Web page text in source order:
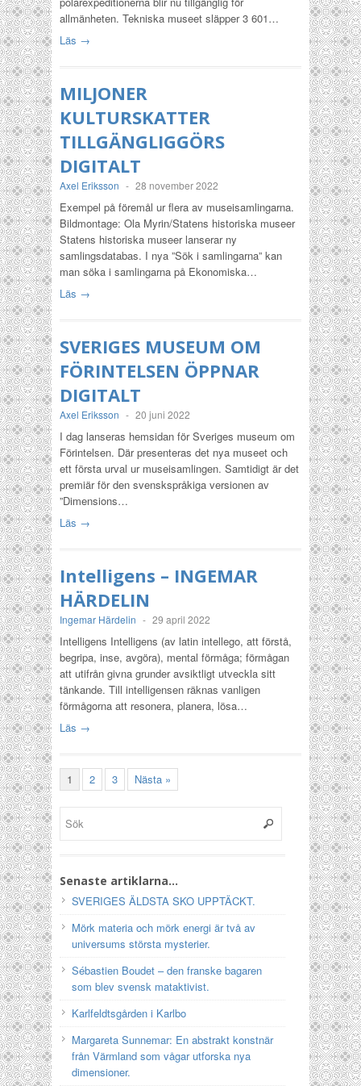
allmänheten. Tekniska museet släpper 3 601…
Läs →
MILJONER
KULTURSKATTER
TILLGÄNGLIGGÖRS
DIGITALT
Axel Eriksson - 28 november 2022
Exempel på föremål ur flera av museisamlingarna.
Bildmontage: Ola Myrin/Statens historiska museer
Statens historiska museer lanserar ny
samlingsdatabas. I nya ”Sök i samlingarna” kan
man söka i samlingarna på Ekonomiska…
Läs →
SVERIGES MUSEUM OM
FÖRINTELSEN ÖPPNAR
DIGITALT
Axel Eriksson - 20 juni 2022
I dag lanseras hemsidan för Sveriges museum om
Förintelsen. Där presenteras det nya museet och
ett första urval ur museisamlingen. Samtidigt är det
premiär för den svenskspråkiga versionen av
”Dimensions…
Läs →
Intelligens – INGEMAR
HÄRDELIN
Ingemar Härdelin - 29 april 2022
Intelligens Intelligens (av latin intellego, att förstå,
begripa, inse, avgöra), mental förmåga; förmågan
att utifrån givna grunder avsiktligt utveckla sitt
tänkande. Till intelligensen räknas vanligen
förmågorna att resonera, planera, lösa…
Läs →
1 2 3 Nästa »
Senaste artiklarna…
SVERIGES ÄLDSTA SKO UPPTÄCKT.
Mörk materia och mörk energi är två av
universums största mysterier.
Sébastien Boudet – den franske bagaren
som blev svensk mataktivist.
Karlfeldtsgården i Karlbo
Margareta Sunnemar: En abstrakt konstnär
från Värmland som vågar utforska nya
dimensioner.